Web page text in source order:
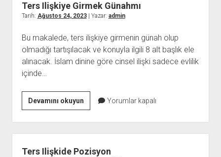
Ters Ilişkiye Girmek Günahmı
Tarih: Ağustos 24, 2023| Yazar: admin
Bu makalede, ters ilişkiye girmenin günah olup
olmadığı tartışılacak ve konuyla ilgili 8 alt başlık ele
alınacak. İslam dinine göre cinsel ilişki sadece evlilik
içinde…
Devamını okuyunTers
Ilişkiye
Girmek
Günahmı
Yorumlar kapalı
Ters Ilişkide Pozisyon